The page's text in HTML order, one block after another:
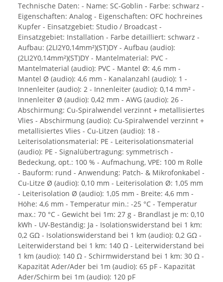
Technische Daten: - Name: SC-Goblin - Farbe: schwarz -
Eigenschaften: Analog - Eigenschaften: OFC hochreines
Kupfer - Einsatzgebiet: Studio / Broadcast -
Einsatzgebiet: Installation - Farbe detailliert: schwarz -
Aufbau: (2LI2Y0,14mm²)(ST)DY - Aufbau (audio):
(2LI2Y0,14mm²)(ST)DY - Mantelmaterial: PVC -
Mantelmaterial (audio): PVC - Mantel Ø: 4,6 mm -
Mantel Ø (audio): 4,6 mm - Kanalanzahl (audio): 1 -
Innenleiter (audio): 2 - Innenleiter (audio): 0,14 mm² -
Innenleiter Ø (audio): 0,42 mm - AWG (audio): 26 -
Abschirmung: Cu-Spiralwendel verzinnt + metallisiertes
Vlies - Abschirmung (audio): Cu-Spiralwendel verzinnt +
metallisiertes Vlies - Cu-Litzen (audio): 18 -
Leiterisolationsmaterial: PE - Leiterisolationsmaterial
(audio): PE - Signalübertragung: symmetrisch -
Bedeckung, opt.: 100 % - Aufmachung, VPE: 100 m Rolle
- Bauform: rund - Anwendung: Patch- & Mikrofonkabel -
Cu-Litze Ø (audio): 0,10 mm - Leiterisolation Ø: 1,05 mm
- Leiterisolation Ø (audio): 1,05 mm - Breite: 4,6 mm -
Höhe: 4,6 mm - Temperatur min.: -25 °C - Temperatur
max.: 70 °C - Gewicht bei 1m: 27 g - Brandlast je m: 0,10
kWh - UV-Beständig: Ja - Isolationswiderstand bei 1 km:
0,2 GΩ - Isolationswiderstand bei 1 km (audio): 0,2 GΩ -
Leiterwiderstand bei 1 km: 140 Ω - Leiterwiderstand bei
1 km (audio): 140 Ω - Schirmwiderstand bei 1 km: 30 Ω -
Kapazität Ader/Ader bei 1m (audio): 65 pF - Kapazität
Ader/Schirm bei 1m (audio): 120 pF